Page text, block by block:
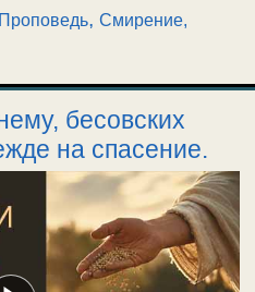
Проповедь, Смирение,
бесовских
на спасение.